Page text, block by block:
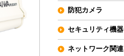
防犯カメラ
セキュリティ機器
ネットワーク関連